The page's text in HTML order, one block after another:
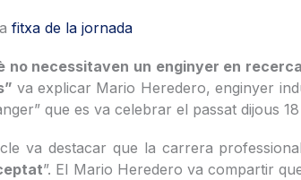
fitxa de la jornada
no necessitaven un enginyer en
va explicar Mario Heredero, enginyer
que es va celebrar el passat dijous
va destacar que la carrera
”. El Mario Heredero va compartir